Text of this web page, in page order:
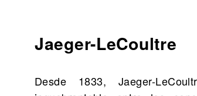
Jaeger-LeCoultre
Desde 1833, Jaeger-